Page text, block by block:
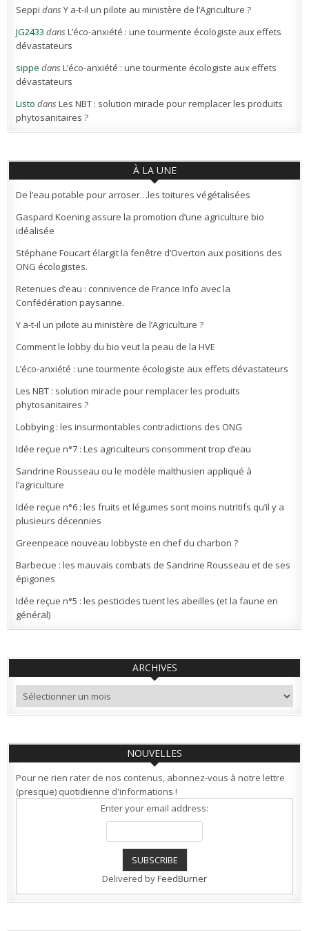
Seppi dansY a-t-il un pilote au ministère de l’Agriculture ?
JG2433 dansL’éco-anxiété : une tourmente écologiste aux effets
dévastateurs
sippe dansL’éco-anxiété : une tourmente écologiste aux effets
dévastateurs
Listo dansLes NBT : solution miracle pour remplacer les produits
phytosanitaires ?
À LA UNE
De l’eau potable pour arroser…les toitures végétalisées
Gaspard Koening assure la promotion d’une agriculture bio
idéalisée
Stéphane Foucart élargit la fenêtre d’Overton aux positions des
ONG écologistes.
Retenues d’eau : connivence de France Info avec la
Confédération paysanne.
Y a-t-il un pilote au ministère de l’Agriculture ?
Comment le lobby du bio veut la peau de la HVE
L’éco-anxiété : une tourmente écologiste aux effets dévastateurs
Les NBT : solution miracle pour remplacer les produits
phytosanitaires ?
Lobbying : les insurmontables contradictions des ONG
Idée reçue n°7 : Les agriculteurs consomment trop d’eau
Sandrine Rousseau ou le modèle malthusien appliqué à
l’agriculture
Idée reçue n°6 : les fruits et légumes sont moins nutritifs qu’il y a
plusieurs décennies
Greenpeace nouveau lobbyste en chef du charbon ?
Barbecue : les mauvais combats de Sandrine Rousseau et de ses
épigones
Idée reçue n°5 : les pesticides tuent les abeilles (et la faune en
général)
ARCHIVES
Archives
NOUVELLES
Pour ne rien rater de nos contenus, abonnez-vous à notre lettre
(presque) quotidienne d'informations !
Enter your email address:
Delivered byFeedBurner